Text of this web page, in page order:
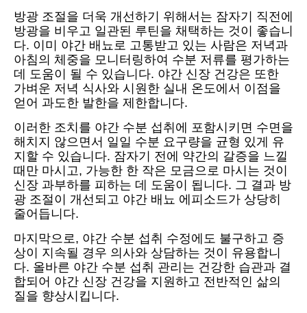
방광 조절을 더욱 개선하기 위해서는 잠자기 직전에
방광을 비우고 일관된 루틴을 채택하는 것이 좋습니
다. 이미 야간 배뇨로 고통받고 있는 사람은 저녁과
아침의 체중을 모니터링하여 수분 저류를 평가하는
데 도움이 될 수 있습니다. 야간 신장 건강은 또한
가벼운 저녁 식사와 시원한 실내 온도에서 이점을
얻어 과도한 발한을 제한합니다.
이러한 조치를 야간 수분 섭취에 포함시키면 수면을
해치지 않으면서 일일 수분 요구량을 균형 있게 유
지할 수 있습니다. 잠자기 전에 약간의 갈증을 느낄
때만 마시고, 가능한 한 작은 모금으로 마시는 것이
신장 과부하를 피하는 데 도움이 됩니다. 그 결과 방
광 조절이 개선되고 야간 배뇨 에피소드가 상당히
줄어듭니다.
마지막으로, 야간 수분 섭취 수정에도 불구하고 증
상이 지속될 경우 의사와 상담하는 것이 유용합니
다. 올바른 야간 수분 섭취 관리는 건강한 습관과 결
합되어 야간 신장 건강을 지원하고 전반적인 삶의
질을 향상시킵니다.